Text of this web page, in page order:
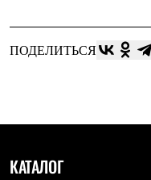
Детская одежда
Куртки
Брюки
ПОДЕЛИТЬСЯ
КАТАЛОГ